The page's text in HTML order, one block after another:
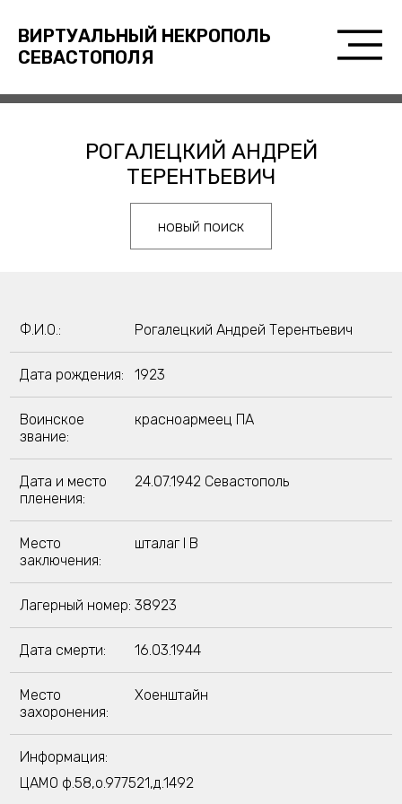
ВИРТУАЛЬНЫЙ НЕКРОПОЛЬ
СЕВАСТОПОЛЯ
РОГАЛЕЦКИЙ АНДРЕЙ
ТЕРЕНТЬЕВИЧ
новый поиск
Ф.И.О.: Рогалецкий Андрей Терентьевич
Дата рождения: 1923
Воинское
звание:
красноармеец ПА
Дата и место
пленения:
24.07.1942 Севастополь
Место
заключения:
шталаг I B
Лагерный номер: 38923
Дата смерти: 16.03.1944
Место
захоронения:
Хоенштайн
Информация:
ЦАМО ф.58,о.977521,д.1492